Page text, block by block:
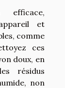
et
comme
ces
doux, en
résidus
non